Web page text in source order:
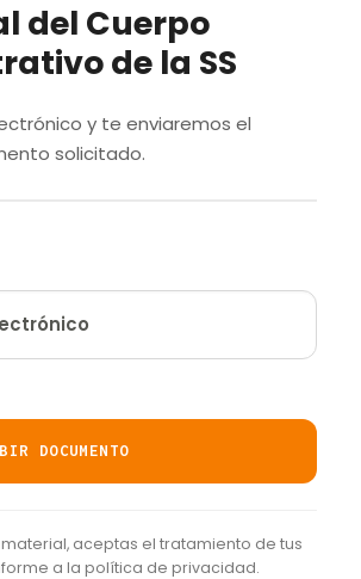
del Cuerpo
de la SS
y te enviaremos el
solicitado.
aceptas el tratamiento de tus
a la política de privacidad.